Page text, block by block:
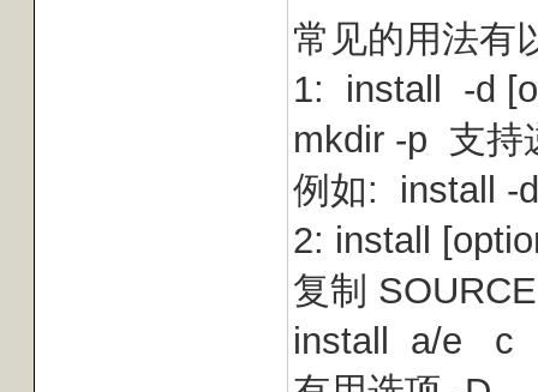
常见的用法
1: install -d
mkdir -p 支
例如: install -
2: install
复制
install a/e c